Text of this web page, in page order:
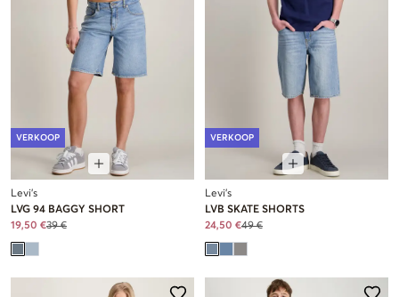
VERKOOP
Levi's
LVG 94 BAGGY SHORT
19,50 €39 €
VERKOOP
Levi's
LVB SKATE SHORTS
24,50 €49 €